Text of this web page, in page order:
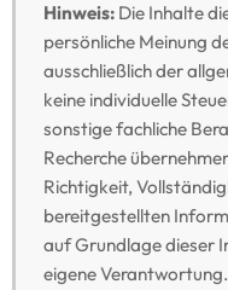
Hinweis:Die Inhalte
persönliche Meinung
ausschließlich der
keine individuelle
sonstige fachliche
Recherche
Richtigkeit,
bereitgestellten
auf Grundlage dieser
eigene